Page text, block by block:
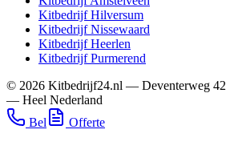
KitbedrijfHilversum
KitbedrijfNissewaard
KitbedrijfHeerlen
KitbedrijfPurmerend
© 2026 Kitbedrijf24.nl — Deventerweg 42
— Heel Nederland
Bel
Offerte